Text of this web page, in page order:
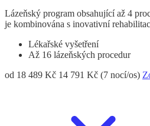
Lázeňský program obsahující až 4
je kombinována s inovativní
Lékařské vyšetření
Až 16 lázeňských procedur
od 18 489 Kč 14 791 Kč (7 nocí/os)